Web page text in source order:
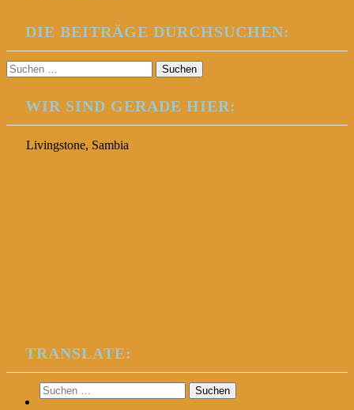
DIE BEITRÄGE DURCHSUCHEN:
Suchen
nach:
WIR SIND GERADE HIER:
Livingstone, Sambia
TRANSLATE:
Suchen
nach: